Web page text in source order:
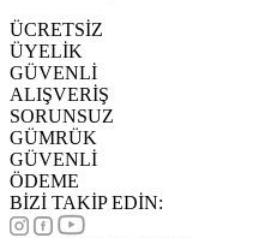
ÜCRETSİZ
ÜYELİK
GÜVENLİ
ALIŞVERİŞ
SORUNSUZ
GÜMRÜK
GÜVENLİ
ÖDEME
BİZİ TAKİP EDİN: